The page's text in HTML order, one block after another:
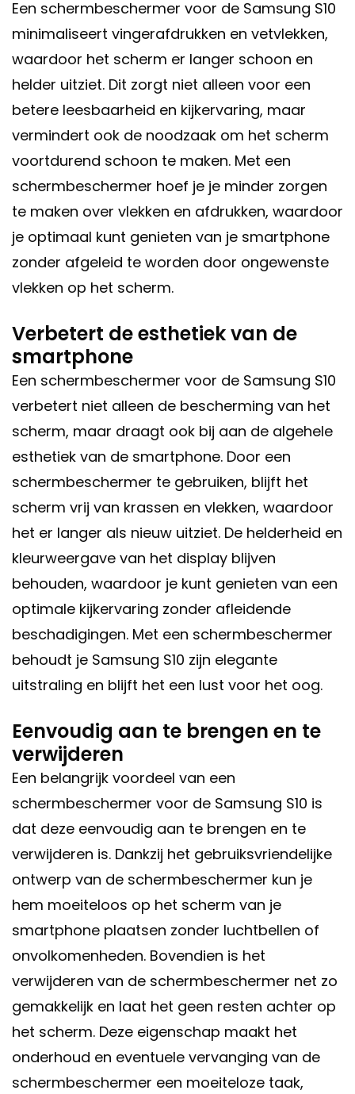
Een schermbeschermer voor de Samsung S10
minimaliseert vingerafdrukken en vetvlekken,
waardoor het scherm er langer schoon en
helder uitziet. Dit zorgt niet alleen voor een
betere leesbaarheid en kijkervaring, maar
vermindert ook de noodzaak om het scherm
voortdurend schoon te maken. Met een
schermbeschermer hoef je je minder zorgen
te maken over vlekken en afdrukken, waardoor
je optimaal kunt genieten van je smartphone
zonder afgeleid te worden door ongewenste
vlekken op het scherm.
Verbetert de esthetiek van de
smartphone
Een schermbeschermer voor de Samsung S10
verbetert niet alleen de bescherming van het
scherm, maar draagt ook bij aan de algehele
esthetiek van de smartphone. Door een
schermbeschermer te gebruiken, blijft het
scherm vrij van krassen en vlekken, waardoor
het er langer als nieuw uitziet. De helderheid en
kleurweergave van het display blijven
behouden, waardoor je kunt genieten van een
optimale kijkervaring zonder afleidende
beschadigingen. Met een schermbeschermer
behoudt je Samsung S10 zijn elegante
uitstraling en blijft het een lust voor het oog.
Eenvoudig aan te brengen en te
verwijderen
Een belangrijk voordeel van een
schermbeschermer voor de Samsung S10 is
dat deze eenvoudig aan te brengen en te
verwijderen is. Dankzij het gebruiksvriendelijke
ontwerp van de schermbeschermer kun je
hem moeiteloos op het scherm van je
smartphone plaatsen zonder luchtbellen of
onvolkomenheden. Bovendien is het
verwijderen van de schermbeschermer net zo
gemakkelijk en laat het geen resten achter op
het scherm. Deze eigenschap maakt het
onderhoud en eventuele vervanging van de
schermbeschermer een moeiteloze taak,